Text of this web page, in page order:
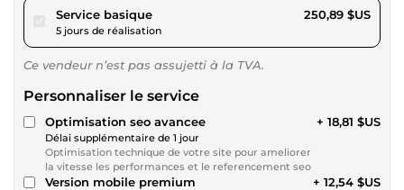
Service basiquepour 231,23 $US
5 jours de réalisation
250,89 $US
Ce vendeur n’est pas assujetti à la TVA.
Personnaliser le service
Optimisation seo avancee
Délai supplémentaire de 1 jour
Optimisation technique de votre site pour ameliorer
la vitesse les performances et le referencement seo
+ 18,81 $US
Version mobile premium + 12,54 $US